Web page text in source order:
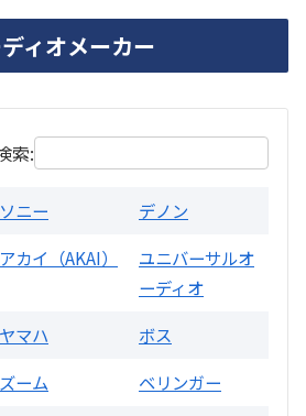
プリメインアンプ
お問合せください
ィオメーカー
索:
ソニー
デノン
アカイ（AKAI）
ユニバーサルオ
ーディオ
ヤマハ
ボス
ズーム
ベリンガー